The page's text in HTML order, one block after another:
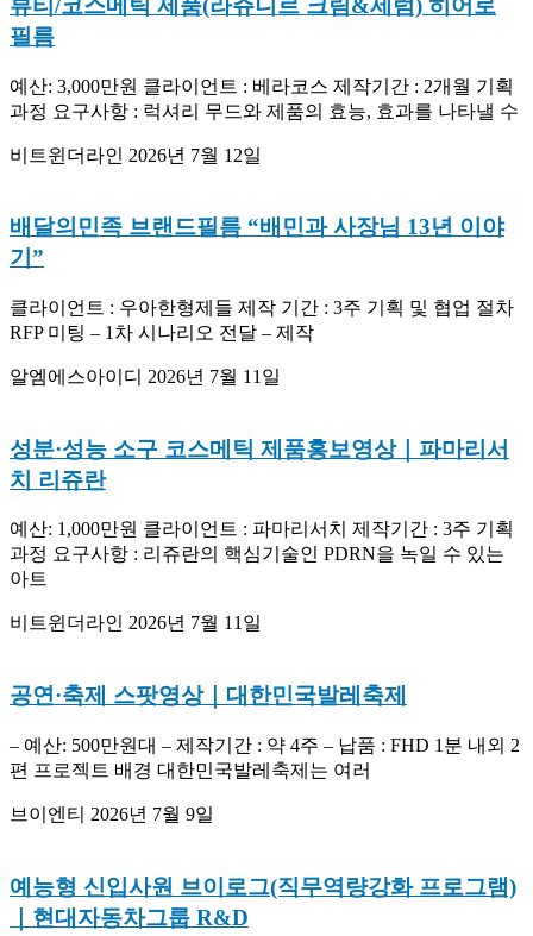
뷰티/코스메틱 제품(라쥬니르 크림&세럼) 히어로
필름
예산: 3,000만원 클라이언트 : 베라코스 제작기간 : 2개월 기획
과정 요구사항 : 럭셔리 무드와 제품의 효능, 효과를 나타낼 수
비트윈더라인 2026년 7월 12일
배달의민족 브랜드필름 “배민과 사장님 13년 이야
기”
클라이언트 : 우아한형제들 제작 기간 : 3주 기획 및 협업 절차
RFP 미팅 – 1차 시나리오 전달 – 제작
알엠에스아이디 2026년 7월 11일
성분·성능 소구 코스메틱 제품홍보영상｜파마리서
치 리쥬란
예산: 1,000만원 클라이언트 : 파마리서치 제작기간 : 3주 기획
과정 요구사항 : 리쥬란의 핵심기술인 PDRN을 녹일 수 있는
아트
비트윈더라인 2026년 7월 11일
공연·축제 스팟영상｜대한민국발레축제
– 예산: 500만원대 – 제작기간 : 약 4주 – 납품 : FHD 1분 내외 2
편 프로젝트 배경 대한민국발레축제는 여러
브이엔티 2026년 7월 9일
예능형 신입사원 브이로그(직무역량강화 프로그램)
｜현대자동차그룹 R&D